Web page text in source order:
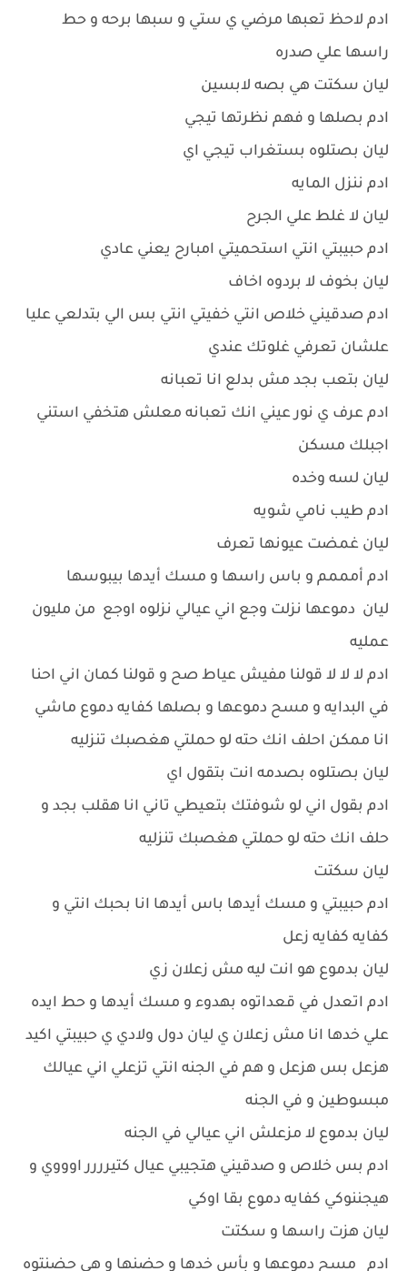
ادم لاحظ تعبها مرضي ي ستي و سبها برحه و حط
راسها علي صدره
ليان سكتت هي بصه لابسين
ادم بصلها و فهم نظرتها تيجي
ليان بصتلوه بستغراب تيجي اي
ادم ننزل المايه
ليان لا غلط علي الجرح
ادم حبيبتي انتي استحميتي امبارح يعني عادي
ليان بخوف لا بردوه اخاف
ادم صدقيني خلاص انتي خفيتي انتي بس الي بتدلعي عليا
علشان تعرفي غلوتك عندي
ليان بتعب بجد مش بدلع انا تعبانه
ادم عرف ي نور عيني انك تعبانه معلش هتخفي استني
اجبلك مسكن
ليان لسه وخده
ادم طيب نامي شويه
ليان غمضت عيونها تعرف
ادم أمممم و باس راسها و مسك أيدها بيبوسها
ليان دموعها نزلت وجع اني عيالي نزلوه اوجع من مليون
عمليه
ادم لا لا لا قولنا مفيش عياط صح و قولنا كمان اني احنا
في البدايه و مسح دموعها و بصلها كفايه دموع ماشي
انا ممكن احلف انك حته لو حملتي هغصبك تنزليه
ليان بصتلوه بصدمه انت بتقول اي
ادم بقول اني لو شوفتك بتعيطي تاني انا هقلب بجد و
حلف انك حته لو حملتي هغصبك تنزليه
ليان سكتت
ادم حبيبتي و مسك أيدها باس أيدها انا بحبك انتي و
كفايه كفايه زعل
ليان بدموع هو انت ليه مش زعلان زي
ادم اتعدل في قعداتوه بهدوء و مسك أيدها و حط ايده
علي خدها انا مش زعلان ي ليان دول ولادي ي حبيبتي اكيد
هزعل بس هزعل و هم في الجنه انتي تزعلي اني عيالك
مبسوطين و في الجنه
ليان بدموع لا مزعلش اني عيالي في الجنه
ادم بس خلاص و صدقيني هتجيبي عيال كتيرررر اوووي و
هيجننوكي كفايه دموع بقا اوكي
ليان هزت راسها و سكتت
ادم مسح دموعها و بأس خدها و حضنها و هي حضنتوه